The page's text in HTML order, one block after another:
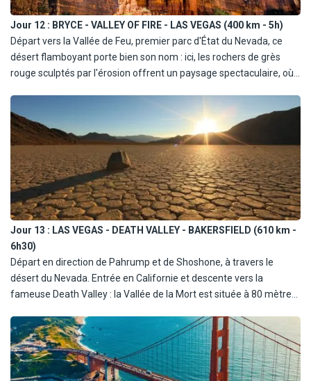
Jour 12 : BRYCE - VALLEY OF FIRE - LAS VEGAS (400 km - 5h)
Départ vers la Vallée de Feu, premier parc d'État du Nevada, ce
désert flamboyant porte bien son nom : ici, les rochers de grès
rouge sculptés par l'érosion offrent un paysage spectaculaire, où
aurez l'impression d'être sur un tournage de western, tant ce
décor a inspiré le cinéma. Déjeuner puis direction Las Vegas, cette
ville mythique qui surgit tel un mirage au cœur du désert du
Nevada. Arrivée et installation à l'hôtel, puis temps libre pour flâner
sur le célèbre Strip, où se dressent les hôtels-casinos les plus
extravagants du monde. Dîner (en PC) et nuit à votre hôtel.
Jour 13 : LAS VEGAS - DEATH VALLEY - BAKERSFIELD (610 km -
6h30)
Départ en direction de Pahrump et de Shoshone, à travers le
désert du Nevada. Entrée en Californie et descente vers la
fameuse Death Valley : la Vallée de la Mort est située à 80 mètres
premiers cow-boys à l'avoir traversé disaient de lui : "Pas un
ruisseau pour y boire, pas un arbre pour s'y pendre". Vous
découvrirez Badwater Point, le point le plus bas de la vallée,
Furnace Creek, les dunes de sable de Stovepipe. Déjeuner libre à